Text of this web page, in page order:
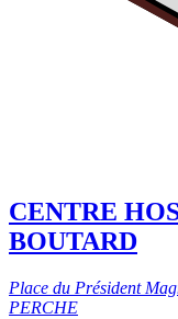
CENTRE
BOUTARD
Place du Président
PERCHE